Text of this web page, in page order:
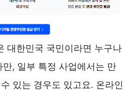
대한민국 국민이라면 누구나
, 일부 특정 사업에서는 만
있는 경우도 있고요. 온라인